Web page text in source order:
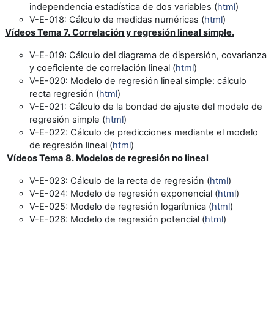
independencia estadística de dos variables (html)
V-E-018: Cálculo de medidas numéricas (html)
VídeosTema 7. Correlación y regresión lineal simple.
V-E-019: Cálculo del diagrama de dispersión, covarianza
y coeficiente de correlación lineal (html)
V-E-020: Modelo de regresión lineal simple: cálculo
recta regresión (html)
V-E-021: Cálculo de la bondad de ajuste del modelo de
regresión simple (html)
V-E-022: Cálculo de predicciones mediante el modelo
de regresión lineal (html)
VídeosTema 8. Modelos de regresión no lineal
V-E-023: Cálculo de la recta de regresión (html)
V-E-024: Modelo de regresión exponencial (html)
V-E-025: Modelo de regresión logarítmica (html)
V-E-026: Modelo de regresión potencial (html)